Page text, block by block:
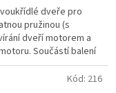
dveře pro
pružinou (s
dveří motorem a
Součástí balení
prodloužení
pro tlačné
Kód: 216